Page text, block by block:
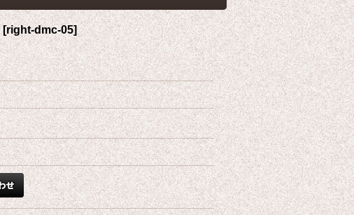
[right-dmc-05]